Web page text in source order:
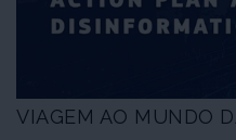
VIAGEM AO MUNDO